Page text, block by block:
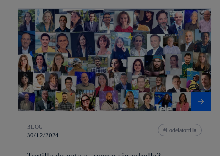
BLOG
30/12/2024
Lodelatortilla